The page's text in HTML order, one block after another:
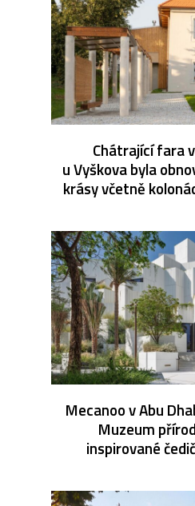
Chátrající fara
u Vyškova byla
krásy včetně
Mecanoo v Abu
Muzeum
inspirované